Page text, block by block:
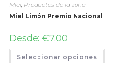
Miel, Productos de la zona
Miel Limón Premio Nacional
Desde: €7.00
Seleccionar opciones